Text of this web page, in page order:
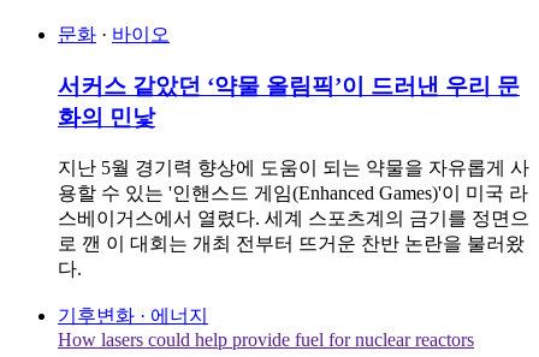
문화 · 바이오
서커스 같았던 ‘약물 올림픽’이 드러낸 우리 문
화의 민낯
지난 5월 경기력 향상에 도움이 되는 약물을 자유롭게 사
용할 수 있는 '인핸스드 게임(Enhanced Games)'이 미국 라
스베이거스에서 열렸다. 세계 스포츠계의 금기를 정면으
로 깬 이 대회는 개최 전부터 뜨거운 찬반 논란을 불러왔
다.
기후변화 · 에너지
How lasers could help provide fuel for nuclear reactors